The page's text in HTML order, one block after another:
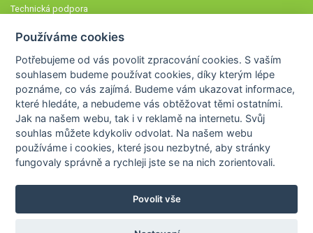
Technická podpora
Členové STOBklubu
Zásady nakládání s osobními údaji
Otestujte se
Spočítejte si
Výzva 52
Používáme cookies
Potřebujeme od vás povolit zpracování cookies. S vaším
souhlasem budeme používat cookies, díky kterým lépe
poznáme,co vás zajímá. Budeme vám ukazovat informace,
které hledáte, a nebudeme vás obtěžovat těmi ostatními.
Jak na našem webu, tak i v reklamě na internetu. Svůj
souhlas můžete kdykoliv odvolat. Na našem webu
používáme i cookies, které jsou nezbytné, aby stránky
fungovaly správně a rychleji jste se na nich zorientovali.
Povolit vše